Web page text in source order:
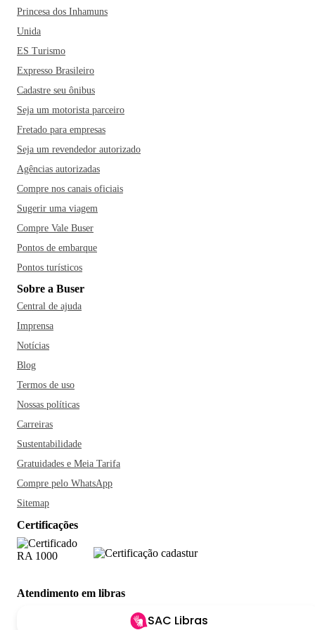
‌Parque‌ ‌Barigui,‌ o Centro Histórico, o Bosque Alemão, ‌o‌
‌Parque‌ ‌Tanguá‌ ‌e‌ ‌o‌ ‌Museu‌ ‌Oscar‌ ‌Niemeyer também‌ ‌são
pontos obrigatórios ‌no‌ ‌seu‌ ‌roteiro. Vale a pena tirar um dia
para fazer o famoso passeio de trem pela Serra do Mar, que
em gastronomia italiana com diversos restaurantes, cantinas
e vinícolas - destaque para o restaurante Madalosso -, dar
um pulo no Mercado Municipal e se deliciar com os quitutes
regionais, como o pinhão com carne seca ou aproveitar as
vilas gastronômicas e experimentar pratos típicos como os
Princesa dos Inhamuns
Unida
ES Turismo
Expresso Brasileiro
Cadastre seu ônibus
Seja um motorista parceiro
Fretado para empresas
Seja um revendedor autorizado
Agências autorizadas
Compre nos canais oficiais
Sugerir uma viagem
Compre Vale Buser
Pontos de embarque
Pontos turísticos
Sobre a Buser
Central de ajuda
Imprensa
Notícias
Blog
Termos de uso
Nossas políticas
Carreiras
Sustentabilidade
Gratuidades e Meia Tarifa
Compre pelo WhatsApp
Sitemap
Certificações
Atendimento em libras
SAC Libras